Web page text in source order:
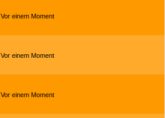
Vor einem Moment
Vor einem Moment
Vor einem Moment